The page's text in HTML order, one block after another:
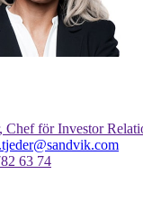
Chef för Investor
63 74